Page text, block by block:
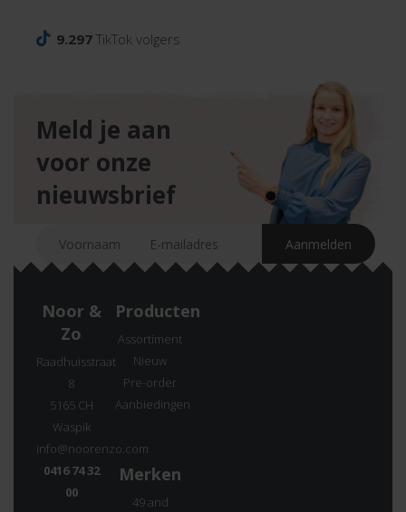
9.297 TikTok volgers
Meld je aan
voor onze
nieuwsbrief
Noor &
Zo
Raadhuisstraat
8
5165 CH
Waspik
info@noorenzo.com
0416 74 32
00
Producten
Assortiment
Nieuw
Pre-order
Aanbiedingen
Merken
49 and